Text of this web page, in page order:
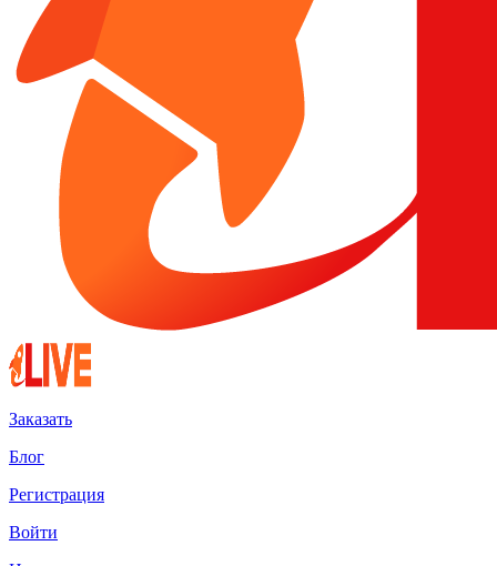
Заказать
Блог
Регистрация
Войти